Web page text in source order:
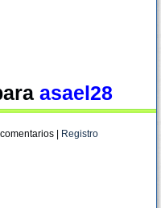
asael28
| Registro